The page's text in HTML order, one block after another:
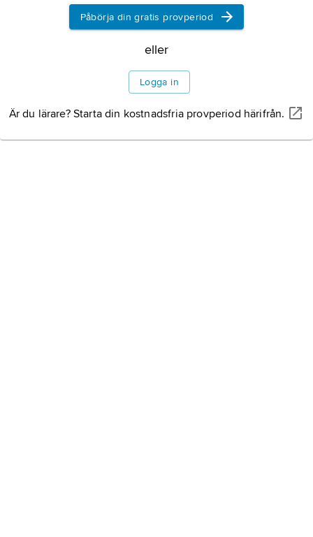
Information om artikeln
Påbörja din gratis provperiod
eller
Logga in
Är du lärare? Starta din kostnadsfria provperiod härifrån.